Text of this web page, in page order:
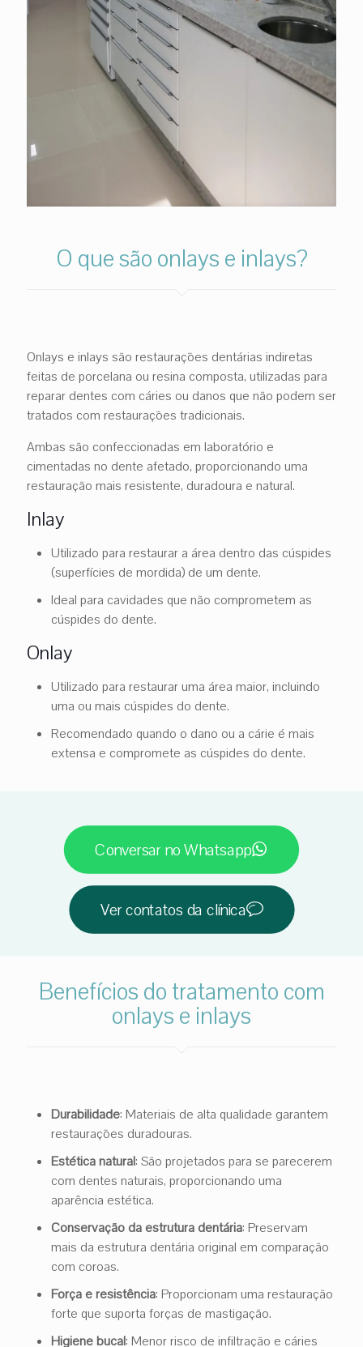
O que são onlays e inlays?
Onlays e inlays são restaurações dentárias indiretas
feitas de porcelana ou resina composta, utilizadas para
reparar dentes com cáries ou danos que não podem ser
tratados com restaurações tradicionais.
Ambas são confeccionadas em laboratório e
cimentadas no dente afetado, proporcionando uma
restauração mais resistente, duradoura e natural.
Inlay
Utilizado para restaurar a área dentro das cúspides
(superfícies de mordida) de um dente.
Ideal para cavidades que não comprometem as
cúspides do dente.
Onlay
Utilizado para restaurar uma área maior, incluindo
uma ou mais cúspides do dente.
Recomendado quando o dano ou a cárie é mais
extensa e compromete as cúspides do dente.
Conversar no Whatsapp
Ver contatos da clínica
Benefícios do tratamento com
onlays e inlays
Durabilidade: Materiais de alta qualidade garantem
restaurações duradouras.
Estética natural: São projetados para se parecerem
com dentes naturais, proporcionando uma
aparência estética.
Conservação da estrutura dentária: Preservam
mais da estrutura dentária original em comparação
com coroas.
Força e resistência: Proporcionam uma restauração
forte que suporta forças de mastigação.
Higiene bucal: Menor risco de infiltração e cáries